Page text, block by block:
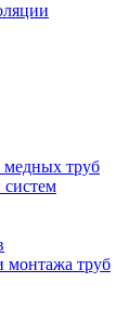
медных труб
систем
монтажа труб